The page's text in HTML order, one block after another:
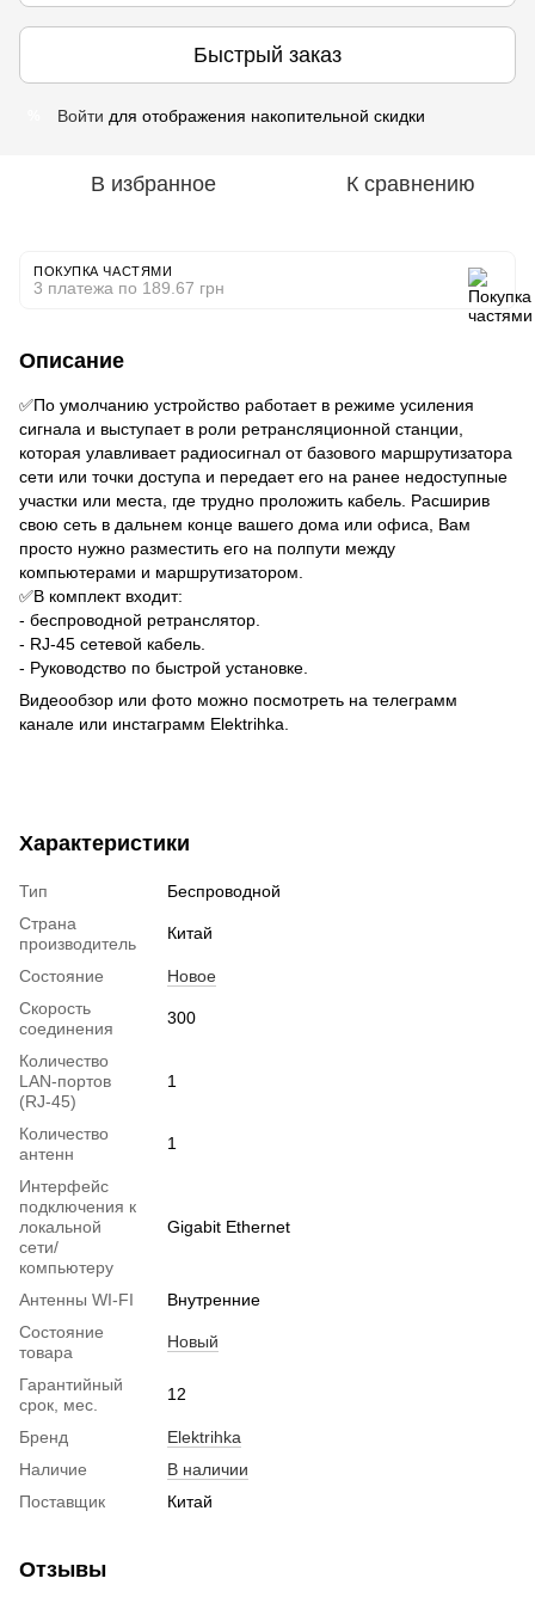
Быстрый заказ
Войти для отображения накопительной скидки
В избранное К сравнению
ПОКУПКА ЧАСТЯМИ
3 платежа по 189.67 грн
Описание
✅По умолчанию устройство работает в режиме усиления
сигнала и выступает в роли ретрансляционной станции,
которая улавливает радиосигнал от базового маршрутизатора
сети или точки доступа и передает его на ранее недоступные
участки или места, где трудно проложить кабель. Расширив
свою сеть в дальнем конце вашего дома или офиса, Вам
просто нужно разместить его на полпути между
компьютерами и маршрутизатором.
✅В комплект входит:
- беспроводной ретранслятор.
- RJ-45 сетевой кабель.
- Руководство по быстрой установке.
Видеообзор или фото можно посмотреть на телеграмм
канале или инстаграмм Elektrihka.
Характеристики
Тип
Беспроводной
Страна
производитель
Китай
Состояние
Новое
Скорость
соединения
300
Количество
LAN-портов
(RJ-45)
1
Количество
антенн
1
Интерфейс
подключения к
локальной
сети/
компьютеру
Gigabit Ethernet
Антенны WI-FI
Внутренние
Состояние
товара
Новый
Гарантийный
срок, мес.
12
Бренд
Elektrihka
Наличие
В наличии
Поставщик
Китай
Отзывы